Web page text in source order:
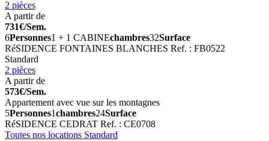
2 pièces
A partir de
731€/Sem.
6Personnes1 + 1 CABINEchambres32Surface
RéSIDENCE FONTAINES BLANCHES Ref. : FB0522
Standard
2 pièces
A partir de
573€/Sem.
Appartement avec vue sur les montagnes
5Personnes1chambres24Surface
RéSIDENCE CEDRAT Ref. : CE0708
Toutes nos locations Standard